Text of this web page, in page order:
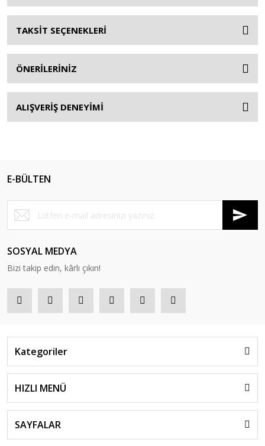
TAKSİT SEÇENEKLERİ
ÖNERİLERİNİZ
ALIŞVERİŞ DENEYİMİ
E-BÜLTEN
SOSYAL MEDYA
Bizi takip edin, kârlı çıkın!
Kategoriler
HIZLI MENÜ
SAYFALAR